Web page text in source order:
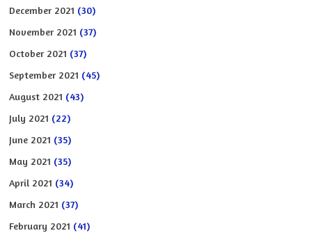
December 2021 (30)
November 2021 (37)
October 2021 (37)
September 2021 (45)
August 2021 (43)
July 2021 (22)
June 2021 (35)
May 2021 (35)
April 2021 (34)
March 2021 (37)
February 2021 (41)